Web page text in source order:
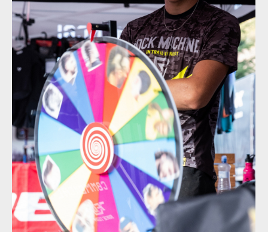
Norco Enduro Race Morávka - Jára Sijka / Enduroserie.cz
Norco Enduro Race Morávka - Jára Sijka / Enduroserie.cz
Norco Enduro Race Morávka - Jára Sijka / Enduroserie.cz
Norco Enduro Race Morávka - Jára Sijka / Enduroserie.cz
Norco Enduro Race Morávka - Jára Sijka / Enduroserie.cz
Norco Enduro Race Morávka - Jára Sijka / Enduroserie.cz
Norco Enduro Race Morávka - Jára Sijka / Enduroserie.cz
Norco Enduro Race Morávka - Jára Sijka / Enduroserie.cz